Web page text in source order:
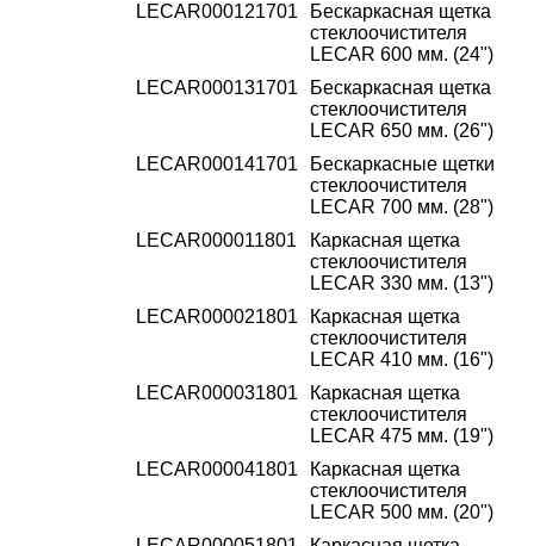
LECAR000121701
Бескаркасная щетка
стеклоочистителя
LECAR 600 мм. (24")
LECAR000131701
Бескаркасная щетка
стеклоочистителя
LECAR 650 мм. (26")
LECAR000141701
Бескаркасные щетки
стеклоочистителя
LECAR 700 мм. (28")
LECAR000011801
Каркасная щетка
стеклоочистителя
LECAR 330 мм. (13")
LECAR000021801
Каркасная щетка
стеклоочистителя
LECAR 410 мм. (16")
LECAR000031801
Каркасная щетка
стеклоочистителя
LECAR 475 мм. (19")
LECAR000041801
Каркасная щетка
стеклоочистителя
LECAR 500 мм. (20")